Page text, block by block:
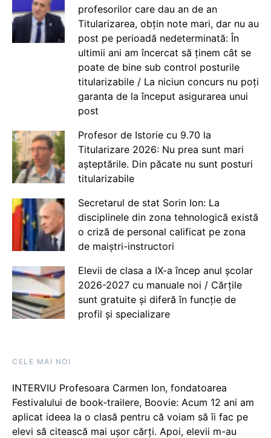
profesorilor care dau an de an
Titularizarea, obțin note mari, dar nu au
post pe perioadă nedeterminată: În
ultimii ani am încercat să ținem cât se
poate de bine sub control posturile
titularizabile / La niciun concurs nu poți
garanta de la început asigurarea unui
post
Profesor de Istorie cu 9.70 la
Titularizare 2026: Nu prea sunt mari
așteptările. Din păcate nu sunt posturi
titularizabile
Secretarul de stat Sorin Ion: La
disciplinele din zona tehnologică există
o criză de personal calificat pe zona
de maiștri-instructori
Elevii de clasa a IX-a încep anul școlar
2026-2027 cu manuale noi / Cărțile
sunt gratuite și diferă în funcție de
profil și specializare
CELE MAI NOI
INTERVIU Profesoara Carmen Ion, fondatoarea
Festivalului de book-trailere, Boovie: Acum 12 ani am
aplicat ideea la o clasă pentru că voiam să îi fac pe
elevi să citească mai ușor cărți. Apoi, elevii m-au